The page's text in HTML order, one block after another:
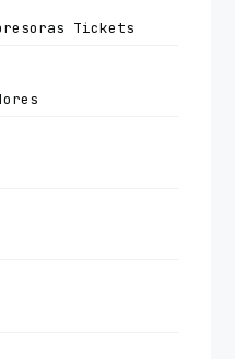
Tickets